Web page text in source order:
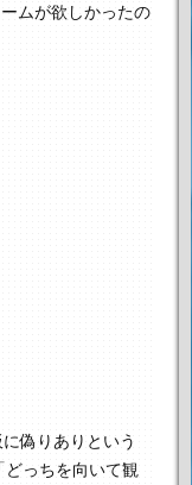
ムが欲しかったの
偽りありという
っちを向いて観